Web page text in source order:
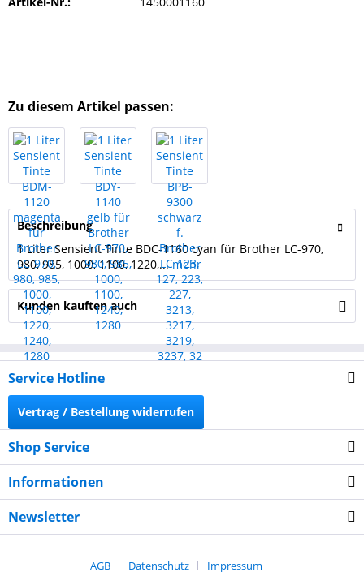
Zu diesem Artikel passen:
Beschreibung
1 Liter Sensient Tinte BDC-1160 cyan für Brother LC-970,
980, 985, 1000, 1100, 1220,...mehr
Kunden kauften auch
Service Hotline
Vertrag / Bestellung widerrufen
Shop Service
Informationen
Newsletter
AGB Datenschutz
Impressum